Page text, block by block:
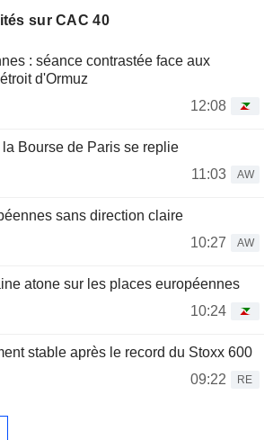
sur CAC 40
: séance contrastée face aux
d'Ormuz
12:08
Bourse de Paris se replie
11:03
AW
sans direction claire
10:27
AW
atone sur les places européennes
10:24
stable après le record du Stoxx 600
09:22
RE